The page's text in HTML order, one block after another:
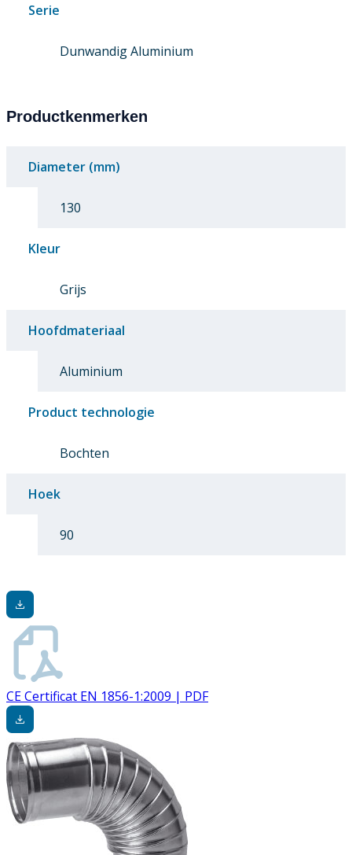
Serie
Dunwandig Aluminium
Productkenmerken
Diameter (mm)
130
Kleur
Grijs
Hoofdmateriaal
Aluminium
Product technologie
Bochten
Hoek
90
CE Certificat EN 1856-1:2009 | PDF